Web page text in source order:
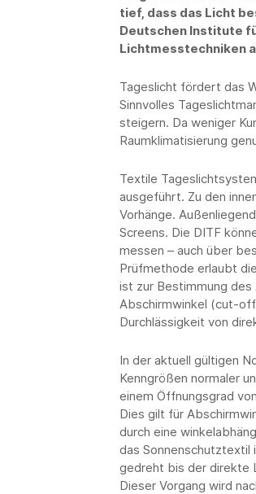
tief, dass das Licht
Deutschen Institute
Lichtmesstechniken
Tageslicht fördert das
Sinnvolles
steigern. Da weniger
Raumklimatisierung
Textile
ausgeführt. Zu den
Vorhänge.
Screens. Die DITF
messen – auch über
Prüfmethode erlaubt
ist zur Bestimmung
Abschirmwinkel (cut-
Durchlässigkeit von
In der aktuell gültigen
Kenngrößen normaler
einem Öffnungsgrad
Dies gilt für
durch eine
das Sonnenschutztextil
gedreht bis der direkte
Dieser Vorgang wird